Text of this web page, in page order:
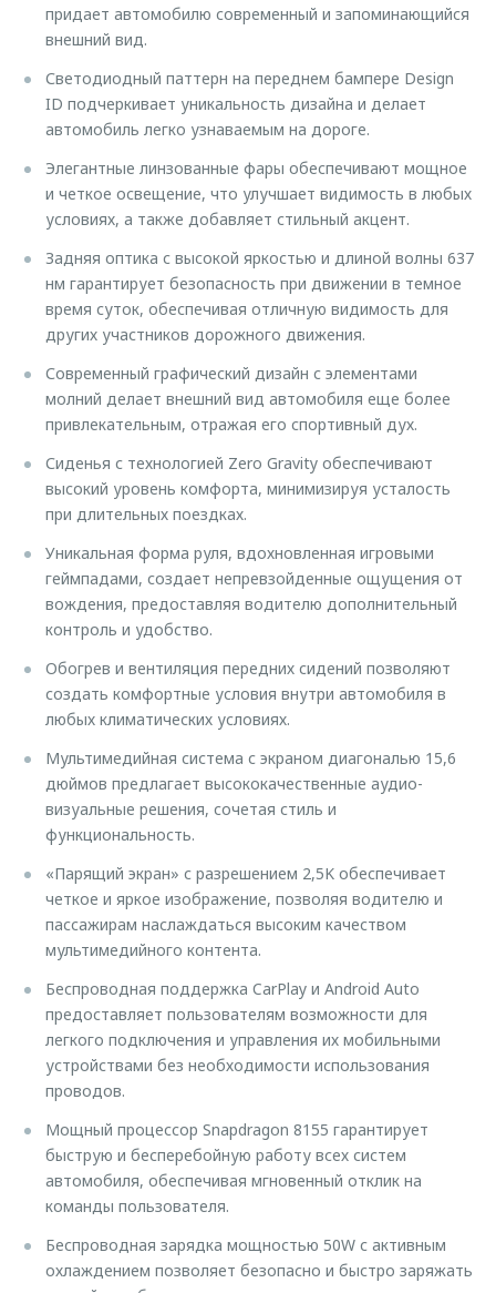
придает автомобилю современный и запоминающийся
внешний вид.
Светодиодный паттерн на переднем бампере Design
ID подчеркивает уникальность дизайна и делает
автомобиль легко узнаваемым на дороге.
Элегантные линзованные фары обеспечивают мощное
и четкое освещение, что улучшает видимость в любых
условиях, а также добавляет стильный акцент.
Задняя оптика с высокой яркостью и длиной волны 637
нм гарантирует безопасность при движении в темное
время суток, обеспечивая отличную видимость для
других участников дорожного движения.
Современный графический дизайн с элементами
молний делает внешний вид автомобиля еще более
привлекательным, отражая его спортивный дух.
Сиденья с технологией Zero Gravity обеспечивают
высокий уровень комфорта, минимизируя усталость
при длительных поездках.
Уникальная форма руля, вдохновленная игровыми
геймпадами, создает непревзойденные ощущения от
вождения, предоставляя водителю дополнительный
контроль и удобство.
Обогрев и вентиляция передних сидений позволяют
создать комфортные условия внутри автомобиля в
любых климатических условиях.
Мультимедийная система с экраном диагональю 15,6
дюймов предлагает высококачественные аудио-
визуальные решения, сочетая стиль и
функциональность.
«Парящий экран» с разрешением 2,5K обеспечивает
четкое и яркое изображение, позволяя водителю и
пассажирам наслаждаться высоким качеством
мультимедийного контента.
Беспроводная поддержка CarPlay и Android Auto
предоставляет пользователям возможности для
легкого подключения и управления их мобильными
устройствами без необходимости использования
проводов.
Мощный процессор Snapdragon 8155 гарантирует
быструю и бесперебойную работу всех систем
автомобиля, обеспечивая мгновенный отклик на
команды пользователя.
Беспроводная зарядка мощностью 50W с активным
охлаждением позволяет безопасно и быстро заряжать